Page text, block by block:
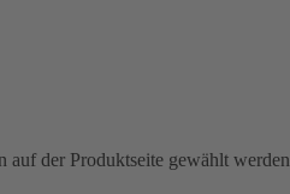
auf der Produktseite gewählt werden